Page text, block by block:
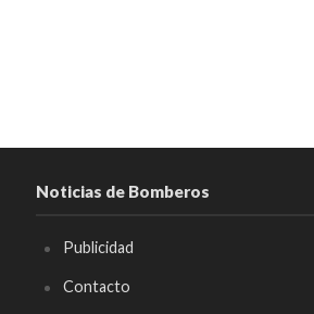
Noticias de Bomberos
Publicidad
Contacto